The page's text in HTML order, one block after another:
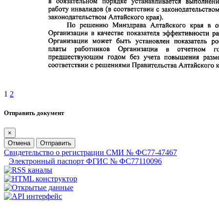
1 2
Отправить документ
×
Отмена
Отправить
Свидетельство о регистрации СМИ № ФС77-47467
Электронный паспорт ФГИС № ФС77110096